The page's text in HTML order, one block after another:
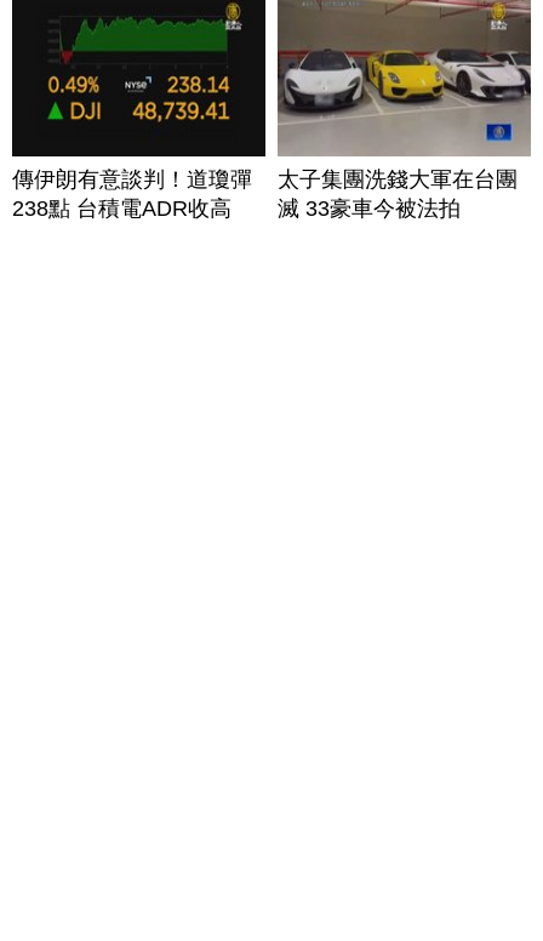
傳伊朗有意談判！道瓊彈
238點 台積電ADR收高
太子集團洗錢大軍在台團
滅 33豪車今被法拍